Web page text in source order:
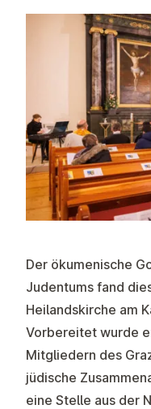
Der ökumenische
Judentums fand
Heilandskirche am
Vorbereitet wurde
Mitgliedern des
jüdische
eine Stelle aus der